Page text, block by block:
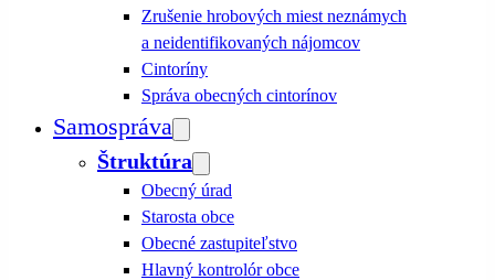
Zrušenie hrobových miest neznámych
a neidentifikovaných nájomcov
Cintoríny
Správa obecných cintorínov
Samospráva
Štruktúra
Obecný úrad
Starosta obce
Obecné zastupiteľstvo
Hlavný kontrolór obce